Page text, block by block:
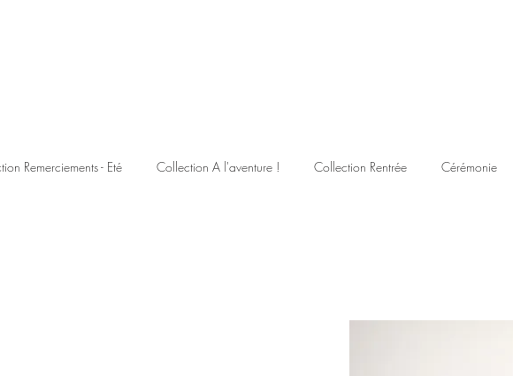
Remerciements - Eté Collection A l'aventure ! Collection Rentrée Cérémonie